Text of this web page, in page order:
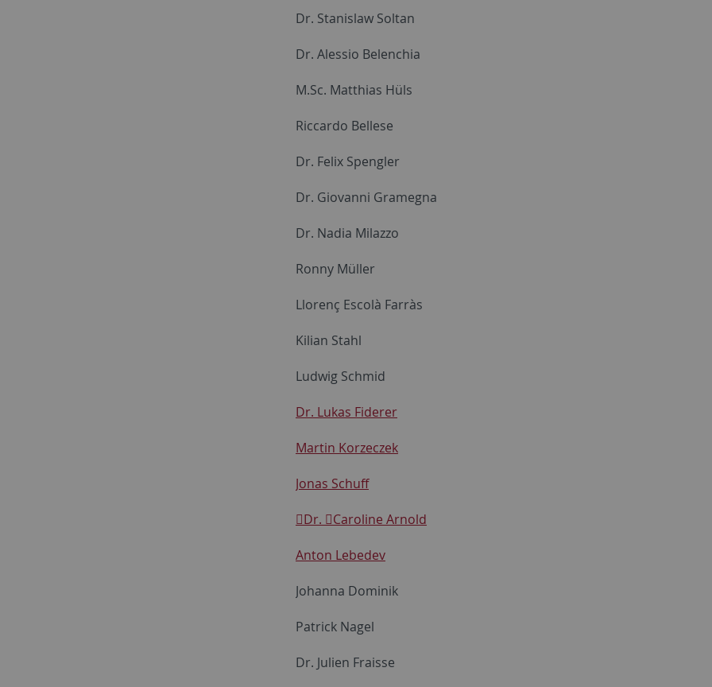
Dr. Stanislaw Soltan
Dr. Alessio Belenchia
M.Sc. Matthias Hüls
Riccardo Bellese
Dr. Felix Spengler
Dr. Giovanni Gramegna
Dr. Nadia Milazzo
Ronny Müller
Llorenç Escolà Farràs
Kilian Stahl
Ludwig Schmid
Dr. Lukas Fiderer
Martin Korzeczek
Jonas Schuff
Dr. Caroline Arnold
Anton Lebedev
Johanna Dominik
Patrick Nagel
Dr. Julien Fraisse